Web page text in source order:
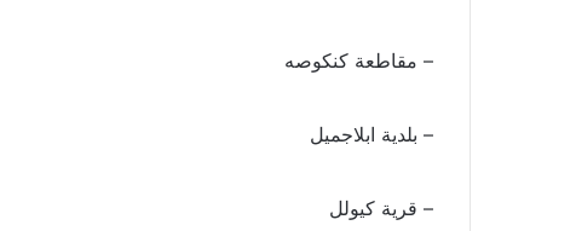
– مقاطعة كنكوصه
– بلدية ابلاجميل
– قرية كيولل